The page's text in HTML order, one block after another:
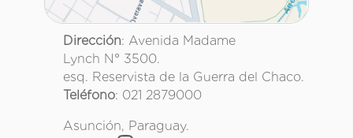
Dirección: Avenida Madame
Lynch N° 3500.
esq. Reservista de la Guerra del Chaco.
Teléfono: 021 2879000
Asunción, Paraguay.